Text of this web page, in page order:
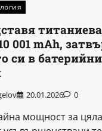
001 mAh,
си в
20.01.2026 0
мощност за